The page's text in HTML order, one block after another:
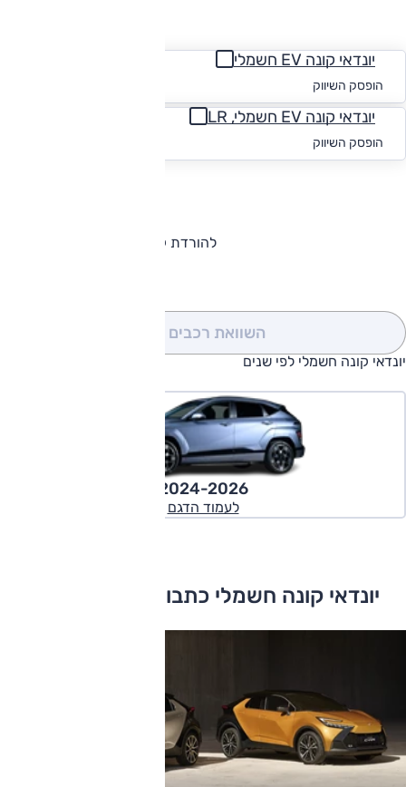
יונדאי קונה EV חשמלי
הופסק השיווק
יונדאי קונה EV חשמלי, LR
הופסק השיווק
להורדת קטלוג יונדאי קונה חשמלי
השוואת רכבים
יונדאי קונה חשמלי לפי שנים
2024-2026
לעמוד הדגם
יונדאי קונה חשמלי כתבות ומבחני דרכים